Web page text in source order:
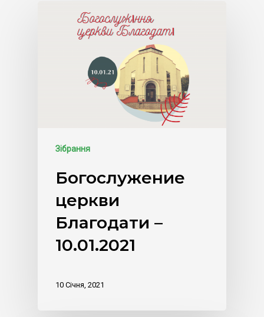
Зібрання
Богослужение
церкви
Благодати –
10.01.2021
10 Січня, 2021